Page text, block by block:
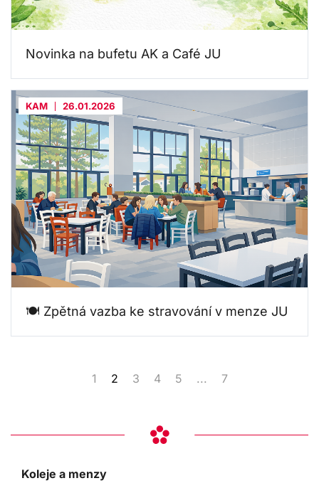
Novinka na bufetu AK a Café JU
KAM 26.01.2026
🍽️ Zpětná vazba ke stravování v menze JU
1 2 3 4 5 ... 7
Koleje a menzy